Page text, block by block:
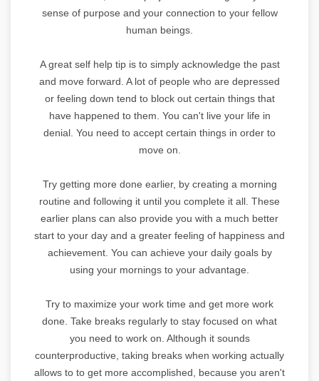
sense of purpose and your connection to your fellow
human beings.
A great self help tip is to simply acknowledge the past
and move forward. A lot of people who are depressed
or feeling down tend to block out certain things that
have happened to them. You can't live your life in
denial. You need to accept certain things in order to
move on.
Try getting more done earlier, by creating a morning
routine and following it until you complete it all. These
earlier plans can also provide you with a much better
start to your day and a greater feeling of happiness and
achievement. You can achieve your daily goals by
using your mornings to your advantage.
Try to maximize your work time and get more work
done. Take breaks regularly to stay focused on what
you need to work on. Although it sounds
counterproductive, taking breaks when working actually
allows to to get more accomplished, because you aren't